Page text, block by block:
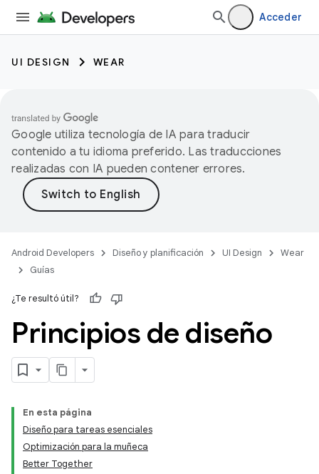
Acceder
UI DESIGN WEAR
Google utiliza tecnología de IA para traducir
contenido a tu idioma preferido. Las traducciones
realizadas con IA pueden contener errores.
Android Developers Diseño y planificación UI Design
Wear
Guías
¿Te resultó útil?
Principios de diseño
En esta página
Diseño para tareas esenciales
Optimización para la muñeca
Better Together